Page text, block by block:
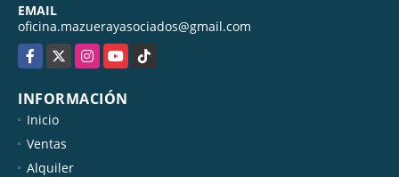
EMAIL
oficina.mazuerayasociados@gmail.com
Facebook
X InstagramYouTubeTikTok
INFORMACIÓN
Inicio
Ventas
Alquiler